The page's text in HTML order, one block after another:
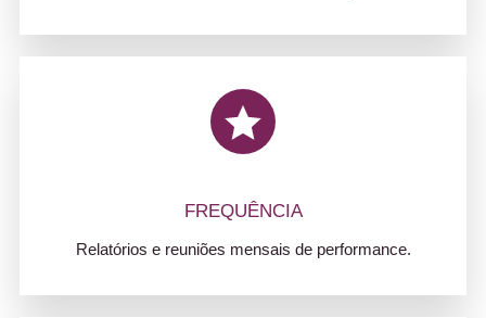
FREQUÊNCIA
Relatórios e reuniões mensais de performance.